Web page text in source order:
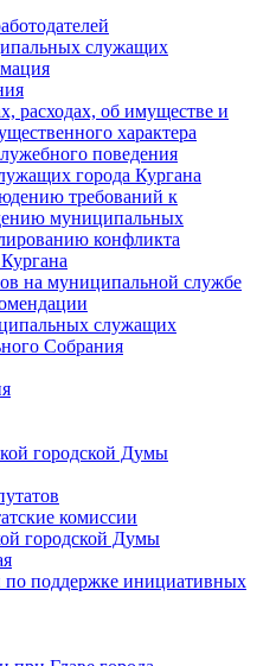
служащих
расходах, об имуществе и
характера
поведения
города Кургана
требований к
муниципальных
конфликта
на муниципальной службе
служащих
Cобрания
городской Думы
комиссии
городской Думы
по поддержке инициативных